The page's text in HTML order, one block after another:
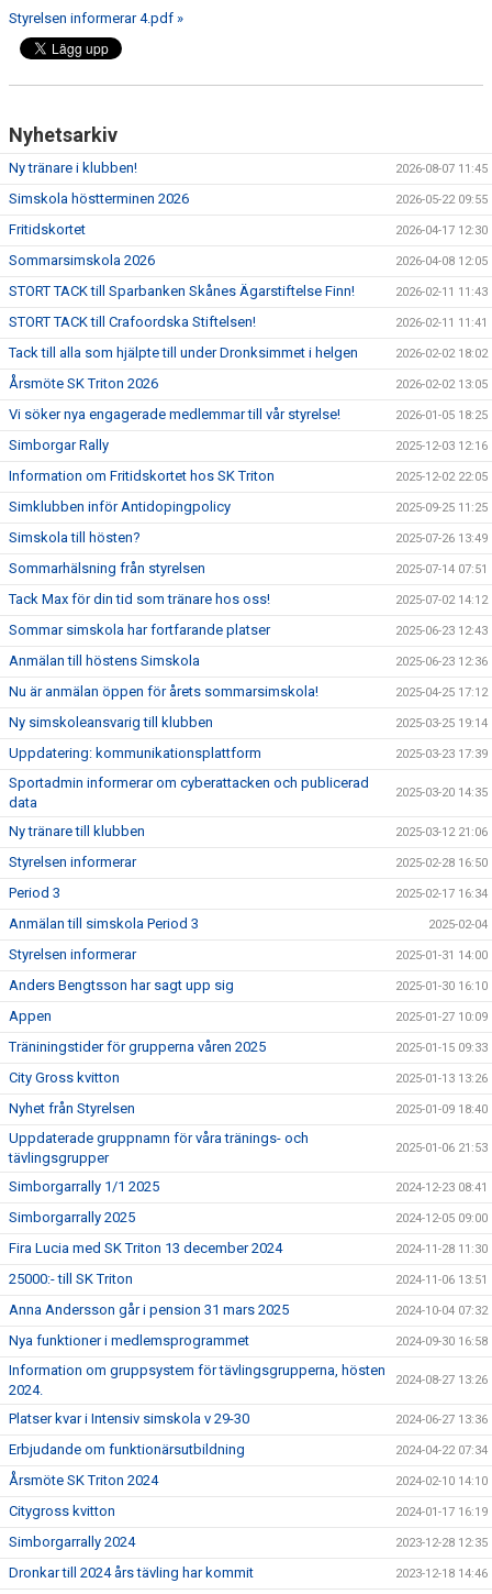
Styrelsen informerar 4.pdf »
Nyhetsarkiv
Ny tränare i klubben! 2026-08-07 11:45
Simskola höstterminen 2026 2026-05-22 09:55
Fritidskortet 2026-04-17 12:30
Sommarsimskola 2026 2026-04-08 12:05
STORT TACK till Sparbanken Skånes Ägarstiftelse Finn! 2026-02-11 11:43
STORT TACK till Crafoordska Stiftelsen! 2026-02-11 11:41
Tack till alla som hjälpte till under Dronksimmet i helgen 2026-02-02 18:02
Årsmöte SK Triton 2026 2026-02-02 13:05
Vi söker nya engagerade medlemmar till vår styrelse! 2026-01-05 18:25
Simborgar Rally 2025-12-03 12:16
Information om Fritidskortet hos SK Triton 2025-12-02 22:05
Simklubben inför Antidopingpolicy 2025-09-25 11:25
Simskola till hösten? 2025-07-26 13:49
Sommarhälsning från styrelsen 2025-07-14 07:51
Tack Max för din tid som tränare hos oss! 2025-07-02 14:12
Sommar simskola har fortfarande platser 2025-06-23 12:43
Anmälan till höstens Simskola 2025-06-23 12:36
Nu är anmälan öppen för årets sommarsimskola! 2025-04-25 17:12
Ny simskoleansvarig till klubben 2025-03-25 19:14
Uppdatering: kommunikationsplattform 2025-03-23 17:39
Sportadmin informerar om cyberattacken och publicerad
data
2025-03-20 14:35
Ny tränare till klubben 2025-03-12 21:06
Styrelsen informerar 2025-02-28 16:50
Period 3 2025-02-17 16:34
Anmälan till simskola Period 3 2025-02-04
Styrelsen informerar 2025-01-31 14:00
Anders Bengtsson har sagt upp sig 2025-01-30 16:10
Appen 2025-01-27 10:09
Träniningstider för grupperna våren 2025 2025-01-15 09:33
City Gross kvitton 2025-01-13 13:26
Nyhet från Styrelsen 2025-01-09 18:40
Uppdaterade gruppnamn för våra tränings- och
tävlingsgrupper
2025-01-06 21:53
Simborgarrally 1/1 2025 2024-12-23 08:41
Simborgarrally 2025 2024-12-05 09:00
Fira Lucia med SK Triton 13 december 2024 2024-11-28 11:30
25000:- till SK Triton 2024-11-06 13:51
Anna Andersson går i pension 31 mars 2025 2024-10-04 07:32
Nya funktioner i medlemsprogrammet 2024-09-30 16:58
Information om gruppsystem för tävlingsgrupperna, hösten
2024.
2024-08-27 13:26
Platser kvar i Intensiv simskola v 29-30 2024-06-27 13:36
Erbjudande om funktionärsutbildning 2024-04-22 07:34
Årsmöte SK Triton 2024 2024-02-10 14:10
Citygross kvitton 2024-01-17 16:19
Simborgarrally 2024 2023-12-28 12:35
Dronkar till 2024 års tävling har kommit 2023-12-18 14:46